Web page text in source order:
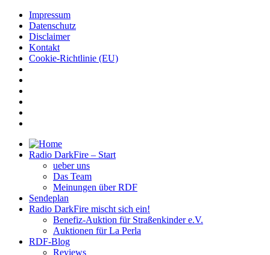
Impressum
Datenschutz
Disclaimer
Kontakt
Cookie-Richtlinie (EU)
Radio DarkFire – Start
ueber uns
Das Team
Meinungen über RDF
Sendeplan
Radio DarkFire mischt sich ein!
Benefiz-Auktion für Straßenkinder e.V.
Auktionen für La Perla
RDF-Blog
Reviews